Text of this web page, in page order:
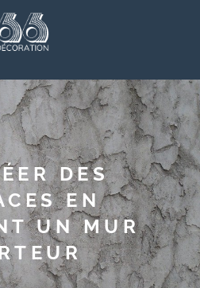
DES
EN
UN MUR